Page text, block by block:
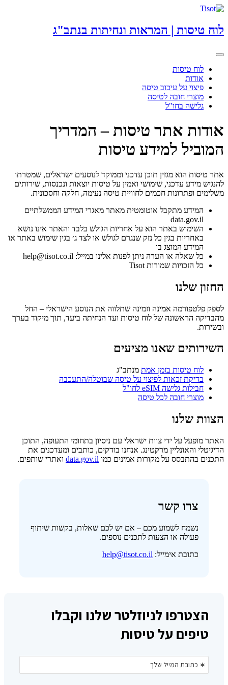
לוח טיסות | המראות ונחיתות בנתב"ג
Toggle
navigationלוח טיסות
אודות
פיצוי על עיכוב טיסה
מוצרי חובה לטיסה
גלישה בחו"ל
אודות אתר טיסות – המדריך
המוביל למידע טיסות
אתר טיסות הוא מגזין תוכן עדכני וממוקד לנוסעים ישראלים, שמטרתו
להנגיש מידע עדכני, שימושי ואמין על טיסות יוצאות ונכנסות, שירותים
משלימים ופתרונות חכמים לחוויית טיסה נעימה, חלקה וחסכונית.
המידע מתקבל אוטומטית מאתר מאגרי המידע הממשלתיים
data.gov.il
השימוש באתר הוא על אחריות הגולש בלבד והאתר אינו נושא
באחריות בגין כל נזק שנגרם לגולש או לצד ג׳ בגין שימוש באתר או
המידע המוצג בו
כל שאלה או הערה ניתן לפנות אלינו במייל: help@tisot.co.il
כל הזכויות שמורות Tisot
החזון שלנו
לספק פלטפורמה אמינה וזמינה שתלווה את הנוסע הישראלי – החל
מהבדיקה הראשונה של לוח טיסות ועד הנחיתה ביעד, תוך מיקוד בערך
ובשירות.
השירותים שאנו מציעים
לוח טיסות בזמן אמת מנתב"ג
בדיקת זכאות לפיצוי על טיסה שבוטלה/התעכבה
חבילות גלישה eSIM לחו"ל
מוצרי חובה לכל טיסה
הצוות שלנו
האתר מופעל על ידי צוות ישראלי עם ניסיון בתחומי התעופה, התוכן
הדיגיטלי והאונליין מרקטינג. אנחנו בודקים, כותבים ומעדכנים את
התכנים בהתבסס על מקורות אמינים כמו data.gov.il ואתרי שותפים.
צרו קשר
נשמח לשמוע מכם – אם יש לכם שאלות, בקשות שיתוף
פעולה או הצעות לתכנים נוספים.
כתובת אימייל: help@tisot.co.il